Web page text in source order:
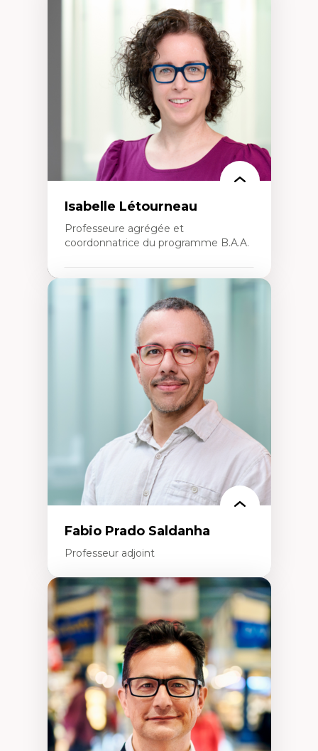
Théories et pratiques de l’urbanisme
Urbanisme durable
Histoire de l’urbanisme
Théories sur la
territorialité/territorialisation
Isabelle Létourneau
Professeure agrégée et
coordonnatrice du programme B.A.A.
Expertises
Conciliation travail-vie personnelle
Gestion des ressources humaines
(attraction et fidélisation de la main-
Responsabilité sociale des organisations
Interventions organisationnelles
Comportement organisationnel
(mobilisation au travail)
Recherche qualitative
Éthique des affaires
Fabio Prado Saldanha
Professeur adjoint
Expertises
Innovation sociale
Technologies sociales
Entrepreneuriat social et collectif
Approches critiques et décoloniales
Discours, récits et narratologie en
management
Transformation socioéconomique des
communautés marginalisées
Politiques d’inclusion et économie solidaire
Études organisationnelles critiques
Créativité et management culturel
Méthodologies qualitatives